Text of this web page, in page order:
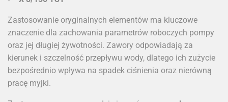
Zastosowanie oryginalnych elementów ma kluczowe
znaczenie dla zachowania parametrów roboczych pompy
oraz jej długiej żywotności. Zawory odpowiadają za
kierunek i szczelność przepływu wody, dlatego ich zużycie
bezpośrednio wpływa na spadek ciśnienia oraz nierówną
pracę myjki.